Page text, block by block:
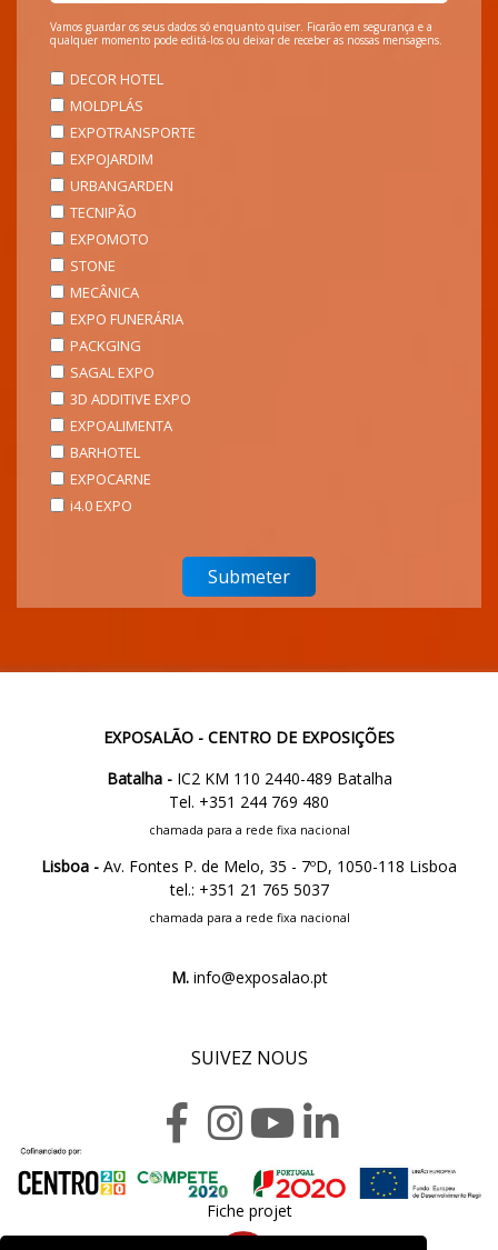
Vamos guardar os seus dados só enquanto quiser. Ficarão em segurança e a
qualquer momento pode editá-los ou deixar de receber as nossas mensagens.
DECOR HOTEL
MOLDPLÁS
EXPOTRANSPORTE
EXPOJARDIM
URBANGARDEN
TECNIPÃO
EXPOMOTO
STONE
MECÂNICA
EXPO FUNERÁRIA
PACKGING
SAGAL EXPO
3D ADDITIVE EXPO
EXPOALIMENTA
BARHOTEL
EXPOCARNE
i4.0 EXPO
EXPOSALÃO - CENTRO DE EXPOSIÇÕES
Batalha -IC2 KM 110 2440-489 Batalha
Tel. +351 244 769 480
chamada para a rede fixa nacional
Lisboa - Av. Fontes P. de Melo, 35 - 7ºD, 1050-118 Lisboa
tel.: +351 21 765 5037
chamada para a rede fixa nacional
M.info@exposalao.pt
SUIVEZ NOUS
Fiche projet